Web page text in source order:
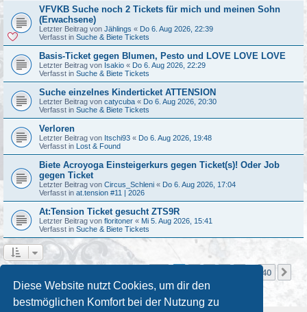
Diese Website nutzt Cookies, um dir den
bestmöglichen Komfort bei der Nutzung zu
VFVKB Suche noch 2 Tickets für mich und meinen Sohn
(Erwachsene)
Letzter Beitrag von Jählings « Do 6. Aug 2026, 22:39
Verfasst in Suche & Biete Tickets
Basis-Ticket gegen Blumen, Pesto und LOVE LOVE LOVE
Letzter Beitrag von Isakio « Do 6. Aug 2026, 22:29
Verfasst in Suche & Biete Tickets
Suche einzelnes Kinderticket ATTENSION
Letzter Beitrag von catycuba « Do 6. Aug 2026, 20:30
Verfasst in Suche & Biete Tickets
Verloren
Letzter Beitrag von Itschi93 « Do 6. Aug 2026, 19:48
Verfasst in Lost & Found
Biete Acroyoga Einsteigerkurs gegen Ticket(s)! Oder Job
gegen Ticket
Letzter Beitrag von Circus_Schleni « Do 6. Aug 2026, 17:04
Verfasst in at.tension #11 | 2026
At:Tension Ticket gesucht ZTS9R
Letzter Beitrag von floritoner « Mi 5. Aug 2026, 15:41
Verfasst in Suche & Biete Tickets
40